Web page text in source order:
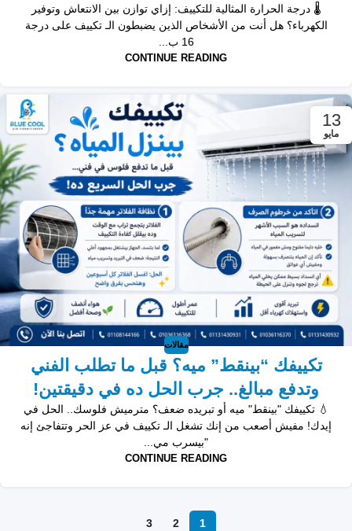
🌡️ درجة الحرارة المثالية للتكييف: إزاي توازن بين الانتعاش وتوفير
الكهرباء؟ هل أنت من الأشخاص الذين يضبطون الـ تكييف على درجة
16 ب...
CONTINUE READING
13
مايو
مقالات
تكييفك “بينقط” ميه؟ قبل ما تطلب الفني
وتدفع مبالغ.. جرب الحل ده في دقيقتين!
💧 تكييفك "بينقط" ميه أو تبريده ضعف؟ مترميش فلوسك.. الحل في
إيدك! مفيش أصعب من إنك تشغل الـ تكييف في عز الحر وتتفاجئ إنه
"بيسرب مي...
CONTINUE READING
1
2
3